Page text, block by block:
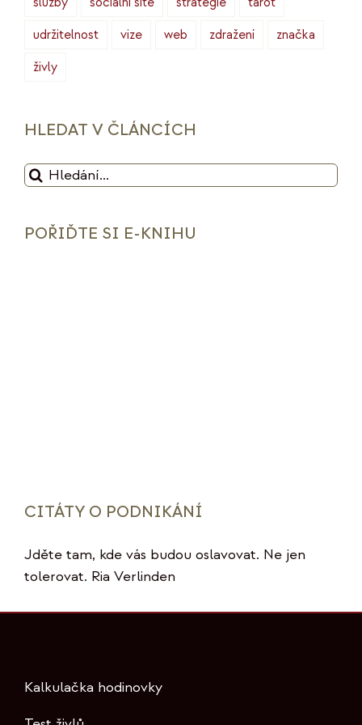
udržitelnost
vize web zdražení
značka
živly
HLEDAT V ČLÁNCÍCH
Hledat:
POŘIĎTE SI E-KNIHU
CITÁTY O PODNIKÁNÍ
Jděte tam, kde vás budou oslavovat. Ne jen
tolerovat. Ria Verlinden
Kalkulačka hodinovky